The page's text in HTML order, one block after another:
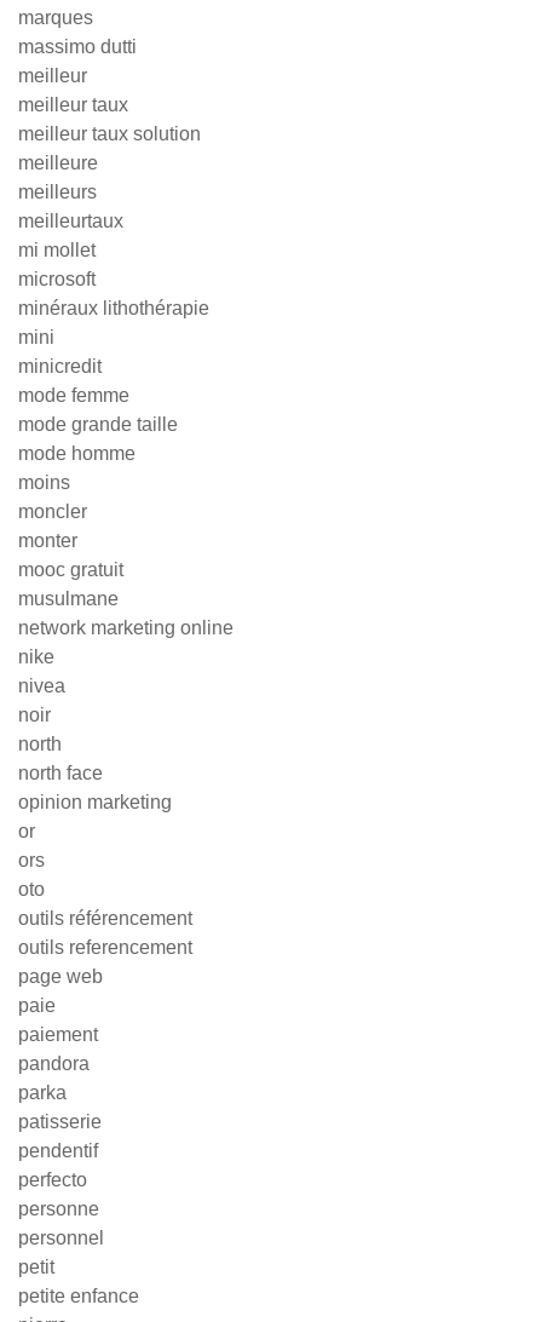
marques
massimo dutti
meilleur
meilleur taux
meilleur taux solution
meilleure
meilleurs
meilleurtaux
mi mollet
microsoft
minéraux lithothérapie
mini
minicredit
mode femme
mode grande taille
mode homme
moins
moncler
monter
mooc gratuit
musulmane
network marketing online
nike
nivea
noir
north
north face
opinion marketing
or
ors
oto
outils référencement
outils referencement
page web
paie
paiement
pandora
parka
patisserie
pendentif
perfecto
personne
personnel
petit
petite enfance